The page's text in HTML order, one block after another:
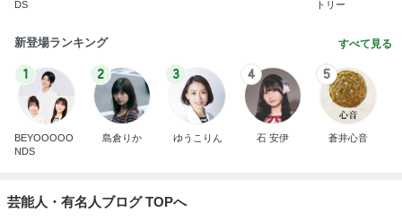
DS
トリー
新登場ランキング すべて見る
1
BEYOOOOO
NDS
2
島倉りか
3
ゆうこりん
4
石 安伊
5
蒼井心音
芸能人・有名人ブログ TOPへ